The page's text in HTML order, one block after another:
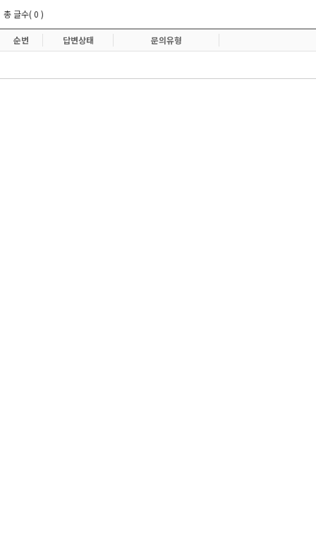
총 글수( 0 )
순번 답변상태 문의유형